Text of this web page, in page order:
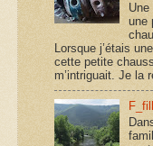
une
Lorsque j’étais
cette petite
m’intriguait. Je la